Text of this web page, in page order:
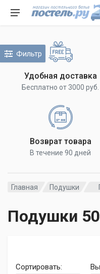
Удобная доставка
Бесплатно от 3000 руб.
Возврат товара
В течение 90 дней
Главная Подушки
Подушки
Фильтр
Сортировать: